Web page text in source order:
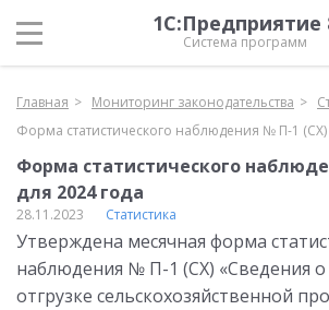
1С:Предприятие
Система программ
Главная Мониторинг законодательства
Форма статистического наблюдения № П-1 (СХ)
Форма статистического
для 2024 года
28.11.2023 Статистика
Утверждена месячная форма
наблюдения № П-1 (СХ) «Сведения
отгрузке сельскохозяйственной